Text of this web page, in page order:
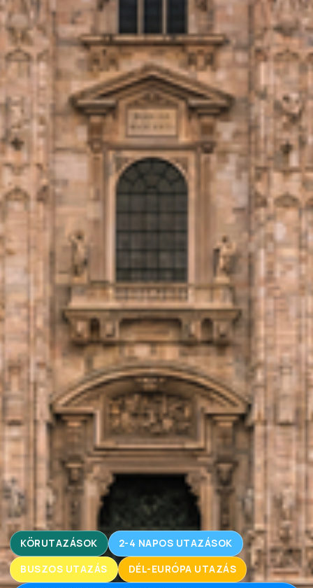
KÖRUTAZÁSOK 2-4 NAPOS UTAZÁSOK
BUSZOS UTAZÁS DÉL-EURÓPA UTAZÁS